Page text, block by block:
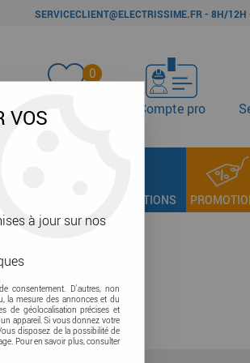
SERVICECLIENT@ELECTRISSIME.FR - 8H/
0
Favoris Compte pro
OUTILLAGE & FIXATIONS
VOS
à jour sur nos
consentement. D'autres, non
la mesure des annonces et du
de géolocalisation précises et
appareil. Si vous donnez votre
disposez de la possibilité de
Pour en savoir plus, consulter